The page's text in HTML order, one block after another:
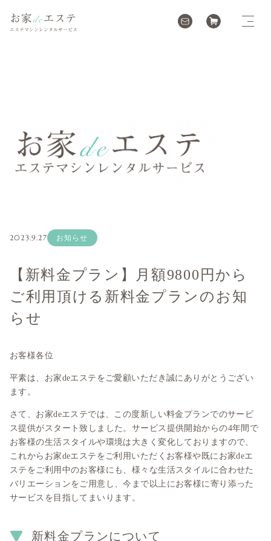
2023.9.27 お知らせ
【新料金プラン】月額9800円から
ご利用頂ける新料金プランのお知
らせ
お客様各位
平素は、お家deエステをご愛顧いただき誠にありがとうござい
ます。
さて、お家deエステでは、この度新しい料金プランでのサービ
ス提供がスタート致しました。サービス提供開始からの4年間で
お客様の生活スタイルや環境は大きく変化しておりますので、
これからお家deエステをご利用いただくお客様や既にお家deエ
ステをご利用中のお客様にも、様々な生活スタイルに合わせた
バリエーションをご用意し、今まで以上にお客様に寄り添った
サービスを目指してまいります。
新料金プランについて